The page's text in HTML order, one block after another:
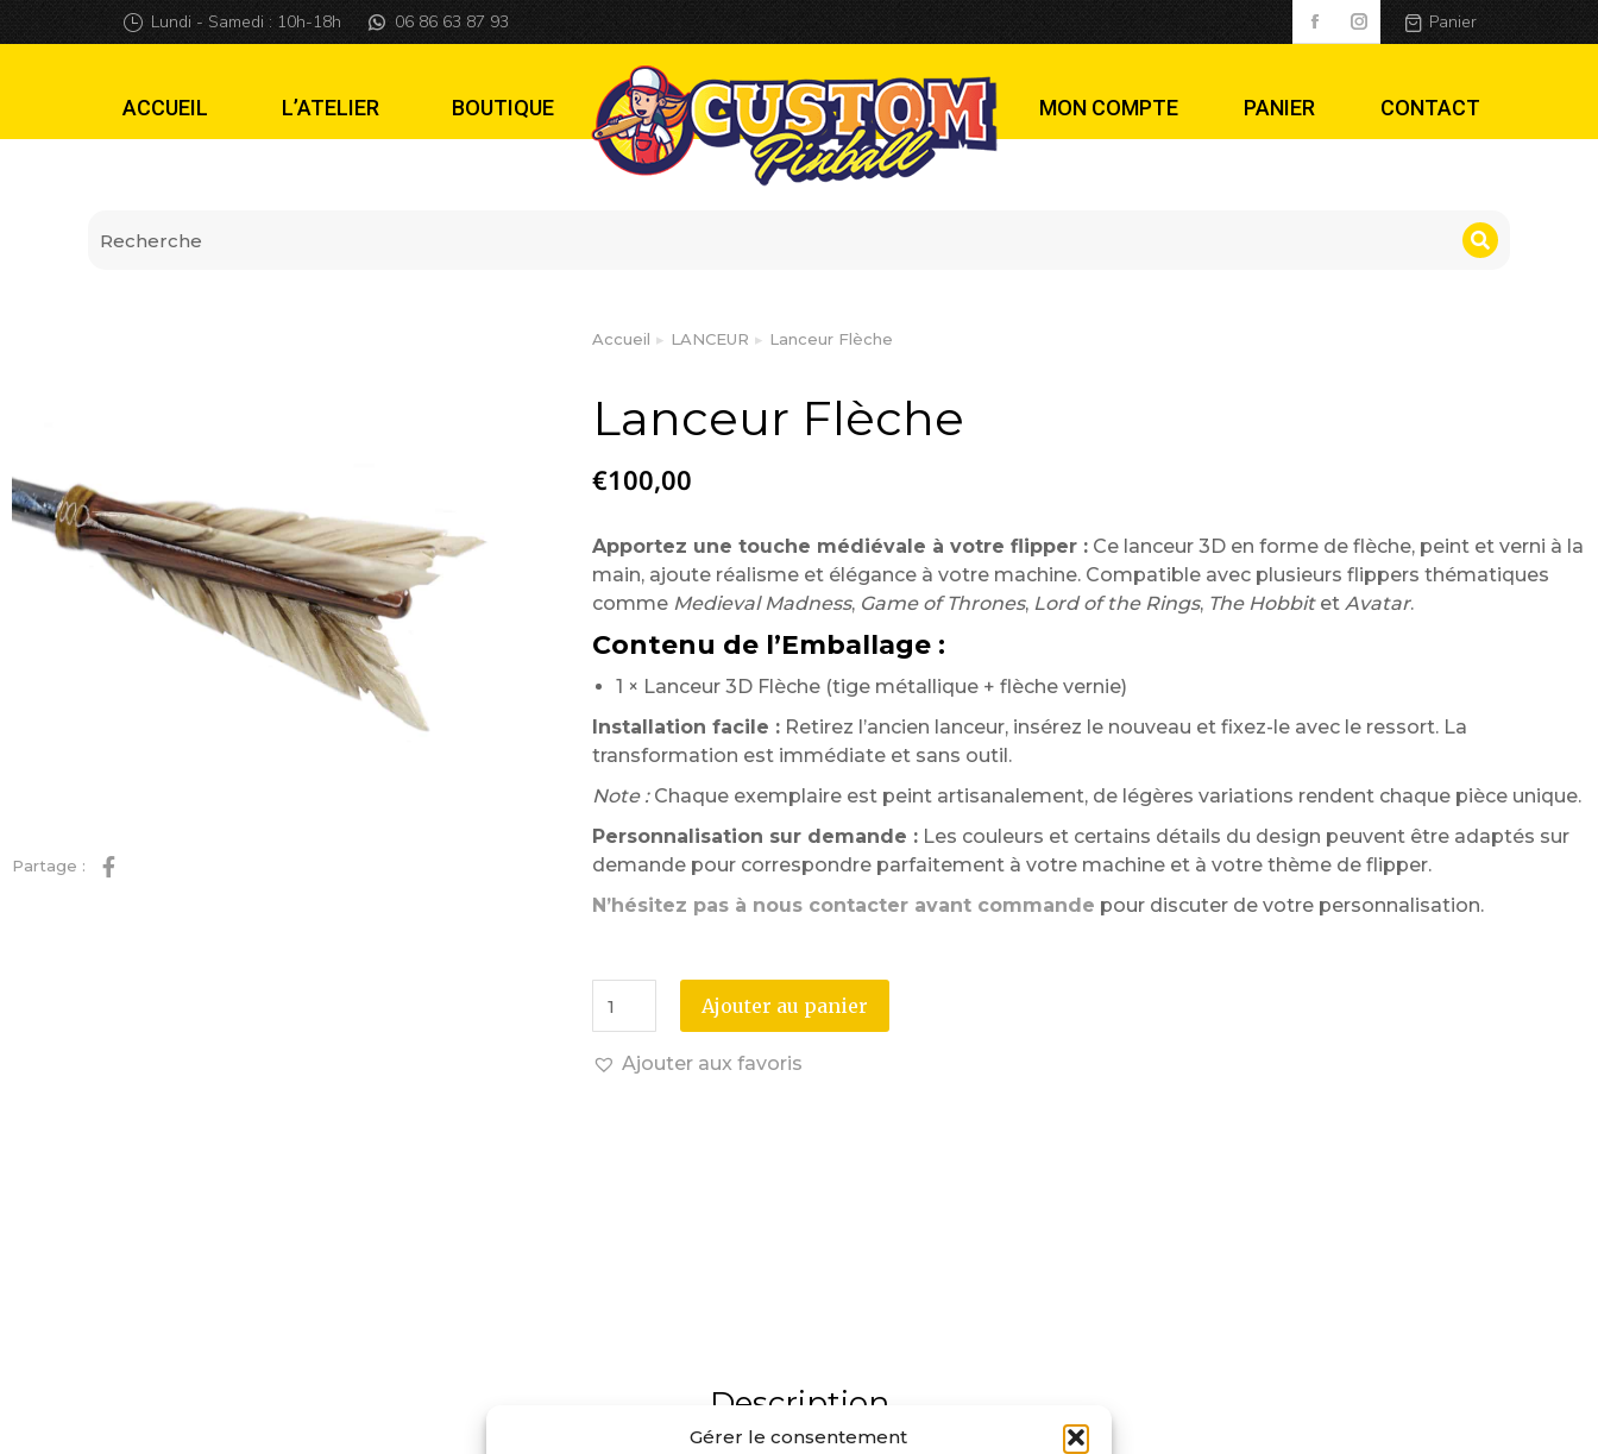
Gérer le consentement
Lanceur Flèche
Lundi - Samedi : 10h-18h 06 86 63 87 93 Panier
ACCUEIL L’ATELIER BOUTIQUE MON COMPTE PANIER CONTACT
Partage :
Vous êtes ici :
Accueil LANCEUR Lanceur Flèche
Lanceur Flèche
€100,00
Apportez une touche médiévale à votre flipper :Ce lanceur 3D en forme de flèche, peint et verni à la
main, ajoute réalisme et élégance à votre machine. Compatible avec plusieurs flippers thématiques
comme Medieval Madness, Game of Thrones, Lord of the Rings, The Hobbitet Avatar.
Contenu de l’Emballage :
1 × Lanceur 3D Flèche (tige métallique + flèche vernie)
Installation facile :Retirez l’ancien lanceur, insérez le nouveau et fixez-le avec le ressort. La
transformation est immédiate et sans outil.
Note :Chaque exemplaire est peint artisanalement, de légères variations rendent chaque pièce unique.
Personnalisation sur demande :Les couleurs et certains détails du design peuvent être adaptés sur
demande pour correspondre parfaitement à votre machine et à votre thème de flipper.
N’hésitez pas à nous contacter avant commande pour discuter de votre personnalisation.
Ajouter au panier
Ajouter aux favoris
Description